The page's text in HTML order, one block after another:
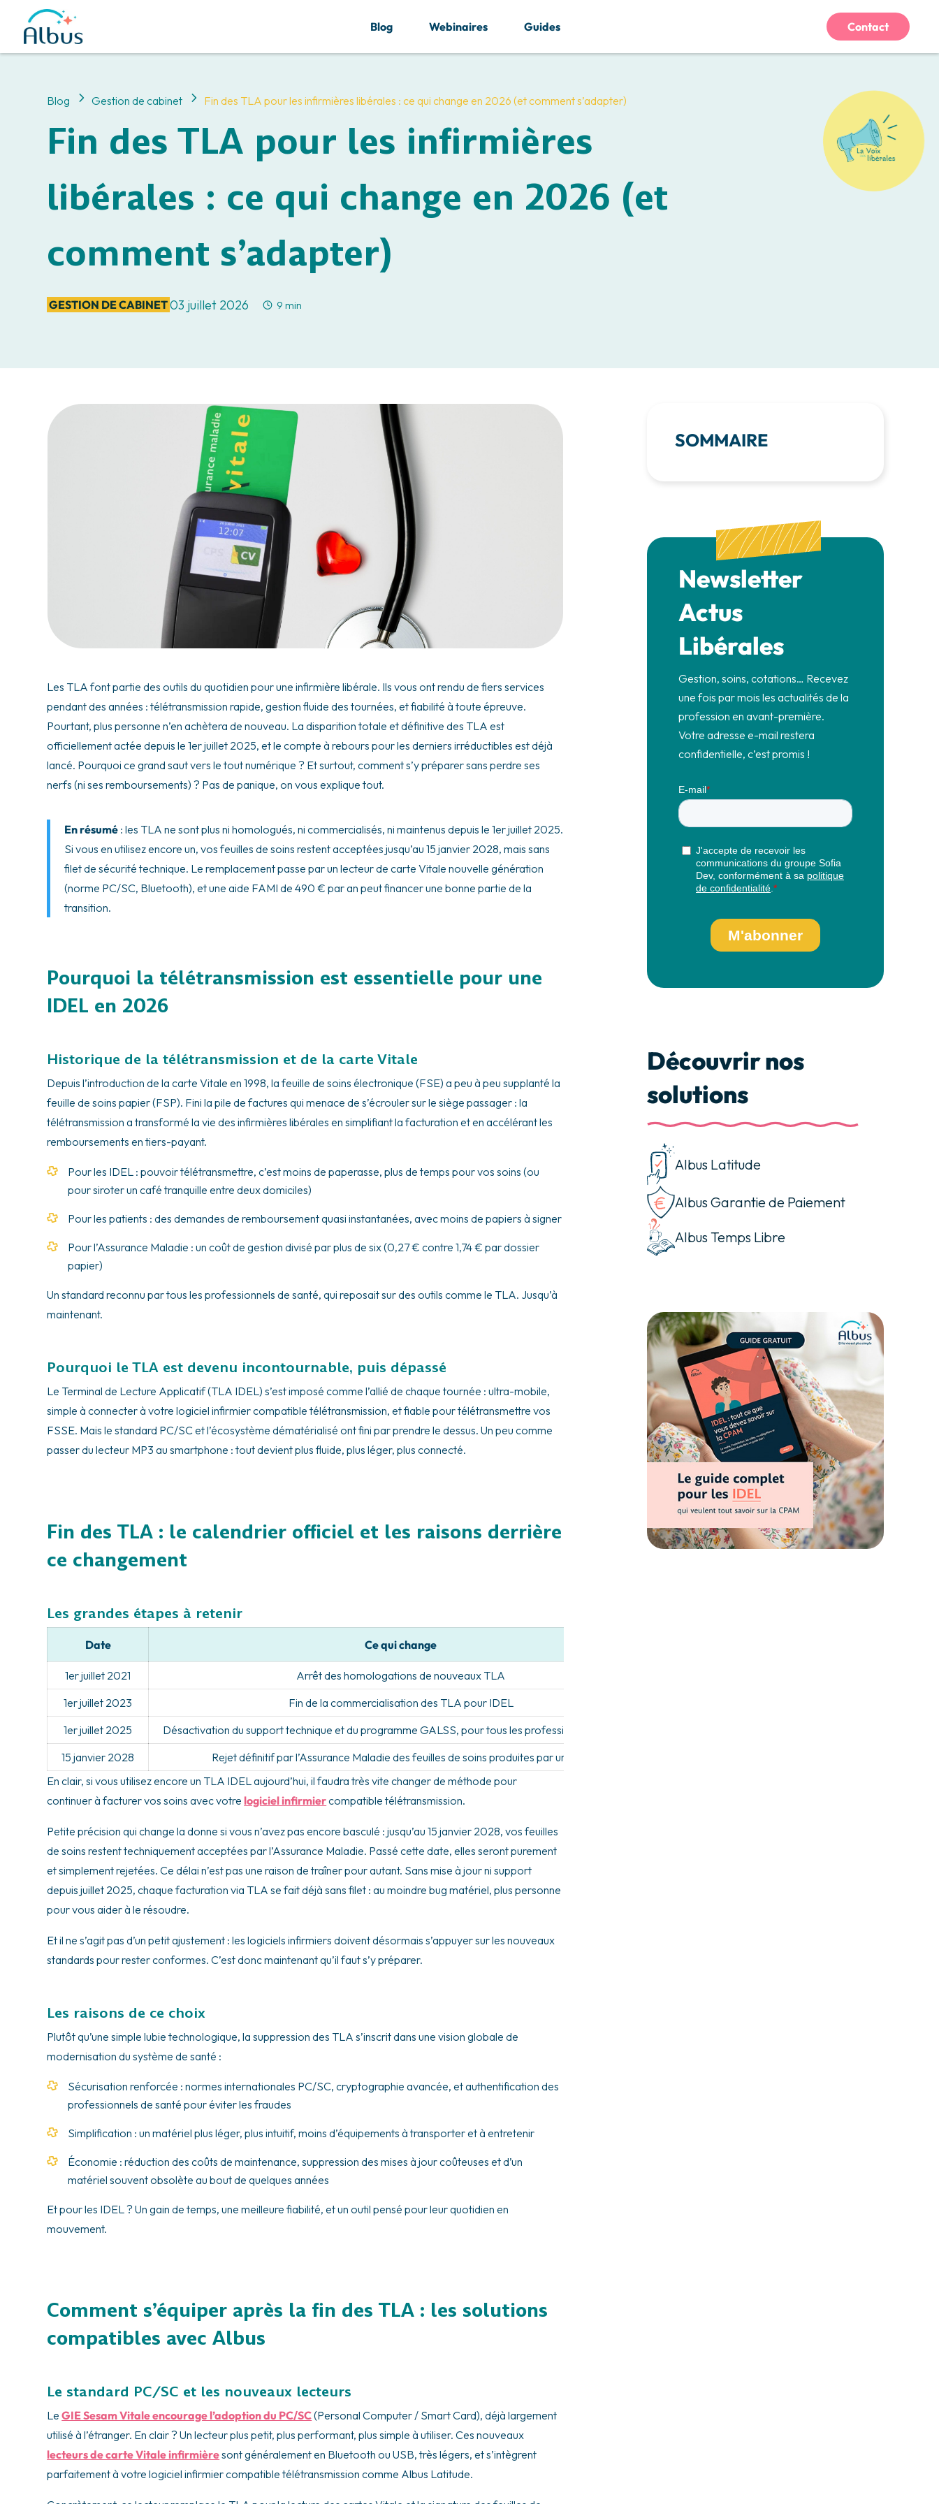
Blog 5 Gestion de cabinet 5 Fin des TLA pour les infirmières libérales : ce qui change en 2026 (et comment s’adapter)
Fin des TLA pour les infirmières
libérales : ce qui change en 2026 (et
comment s’adapter)
GESTION DE CABINET03 juillet 2026 9 min
Les TLA font partie des outils du quotidien pour une infirmière libérale. Ils vous ont rendu de fiers services
pendant des années : télétransmission rapide, gestion fluide des tournées, et fiabilité à toute épreuve.
Pourtant, plus personne n’en achètera de nouveau. La disparition totale et définitive des TLA est
officiellement actée depuis le 1er juillet 2025, et le compte à rebours pour les derniers irréductibles est déjà
lancé. Pourquoi ce grand saut vers le tout numérique ? Et surtout, comment s’y préparer sans perdre ses
nerfs (ni ses remboursements) ? Pas de panique, on vous explique tout.
En résumé : les TLA ne sont plus ni homologués, ni commercialisés, ni maintenus depuis le 1er juillet 2025.
Si vous en utilisez encore un, vos feuilles de soins restent acceptées jusqu’au 15 janvier 2028, mais sans
filet de sécurité technique. Le remplacement passe par un lecteur de carte Vitale nouvelle génération
(norme PC/SC, Bluetooth), et une aide FAMI de 490 € par an peut financer une bonne partie de la
transition.
Pourquoi la télétransmission est essentielle pour une
IDEL en 2026
Historique de la télétransmission et de la carte Vitale
Depuis l’introduction de la carte Vitale en 1998, la feuille de soins électronique (FSE) a peu à peu supplanté la
feuille de soins papier (FSP). Fini la pile de factures qui menace de s’écrouler sur le siège passager : la
télétransmission a transformé la vie des infirmières libérales en simplifiant la facturation et en accélérant les
remboursements en tiers-payant.
Pour les IDEL : pouvoir télétransmettre, c’est moins de paperasse, plus de temps pour vos soins (ou
pour siroter un café tranquille entre deux domiciles)
Pour les patients : des demandes de remboursement quasi instantanées, avec moins de papiers à signer
Pour l’Assurance Maladie : un coût de gestion divisé par plus de six (0,27 € contre 1,74 € par dossier
papier)
Un standard reconnu par tous les professionnels de santé, qui reposait sur des outils comme le TLA. Jusqu’à
maintenant.
Pourquoi le TLA est devenu incontournable, puis dépassé
Le Terminal de Lecture Applicatif (TLA IDEL) s’est imposé comme l’allié de chaque tournée : ultra-mobile,
simple à connecter à votre logiciel infirmier compatible télétransmission, et fiable pour télétransmettre vos
FSSE. Mais le standard PC/SC et l’écosystème dématérialisé ont fini par prendre le dessus. Un peu comme
passer du lecteur MP3 au smartphone : tout devient plus fluide, plus léger, plus connecté.
Fin des TLA : le calendrier officiel et les raisons derrière
ce changement
Les grandes étapes à retenir
Date Ce qui change
1er juillet 2021
Arrêt des homologations de nouveaux TLA
1er juillet 2023
Fin de la commercialisation des TLA pour IDEL
1er juillet 2025
Désactivation du support technique et du programme GALSS, pour tous les professionnels de santé
15 janvier 2028
Rejet définitif par l’Assurance Maladie des feuilles de soins produites par un TLA
En clair, si vous utilisez encore un TLA IDEL aujourd’hui, il faudra très vite changer de méthode pour
continuer à facturer vos soins avec votre logiciel infirmiercompatible télétransmission.
Petite précision qui change la donne si vous n’avez pas encore basculé : jusqu’au 15 janvier 2028, vos feuilles
de soins restent techniquement acceptées par l’Assurance Maladie. Passé cette date, elles seront purement
et simplement rejetées. Ce délai n’est pas une raison de traîner pour autant. Sans mise à jour ni support
depuis juillet 2025, chaque facturation via TLA se fait déjà sans filet : au moindre bug matériel, plus personne
pour vous aider à le résoudre.
Et il ne s’agit pas d’un petit ajustement : les logiciels infirmiers doivent désormais s’appuyer sur les nouveaux
standards pour rester conformes. C’est donc maintenant qu’il faut s’y préparer.
Les raisons de ce choix
Plutôt qu’une simple lubie technologique, la suppression des TLA s’inscrit dans une vision globale de
modernisation du système de santé :
Sécurisation renforcée : normes internationales PC/SC, cryptographie avancée, et authentification des
professionnels de santé pour éviter les fraudes
Simplification : un matériel plus léger, plus intuitif, moins d’équipements à transporter et à entretenir
Économie : réduction des coûts de maintenance, suppression des mises à jour coûteuses et d’un
matériel souvent obsolète au bout de quelques années
Et pour les IDEL ? Un gain de temps, une meilleure fiabilité, et un outil pensé pour leur quotidien en
mouvement.
Comment s’équiper après la fin des TLA : les solutions
compatibles avec Albus
Le standard PC/SC et les nouveaux lecteurs
LeGIE Sesam Vitale encourage l’adoption du PC/SC(Personal Computer / Smart Card), déjà largement
utilisé à l’étranger. En clair ? Un lecteur plus petit, plus performant, plus simple à utiliser. Ces nouveaux
lecteurs de carte Vitale infirmièresont généralement en Bluetooth ou USB, très légers, et s’intègrent
parfaitement à votre logiciel infirmier compatible télétransmission comme Albus Latitude.
SOMMAIRE
Newsletter
Actus
Libérales
Gestion, soins, cotations… Recevez
une fois par mois les actualités de la
profession en avant-première.
Votre adresse e-mail restera
confidentielle, c’est promis !
Découvrir nos
solutions
Albus Latitude
Albus Garantie de Paiement
Albus Temps Libre
Blog Webinaires Guides Contact